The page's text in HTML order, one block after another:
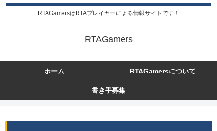
RTAGamersはRTAプレイヤーによる情報サイトです！
RTAGamers
ホーム RTAGamersについて
書き手募集